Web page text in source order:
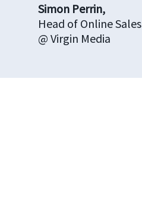
Simon Perrin,
Head of Online Sales
@ Virgin Media